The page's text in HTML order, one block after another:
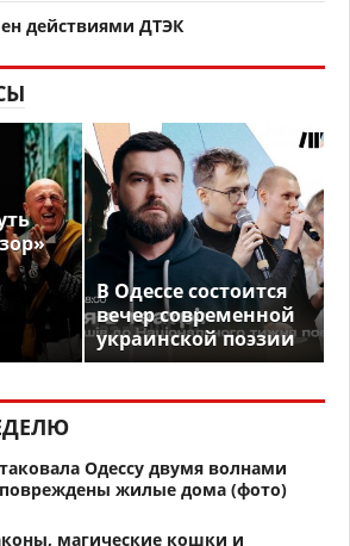
действиями ДТЭК
В Одессе состоится
вечер современной
украинской поэзии
Одессу двумя волнами
жилые дома (фото)
магические кошки и